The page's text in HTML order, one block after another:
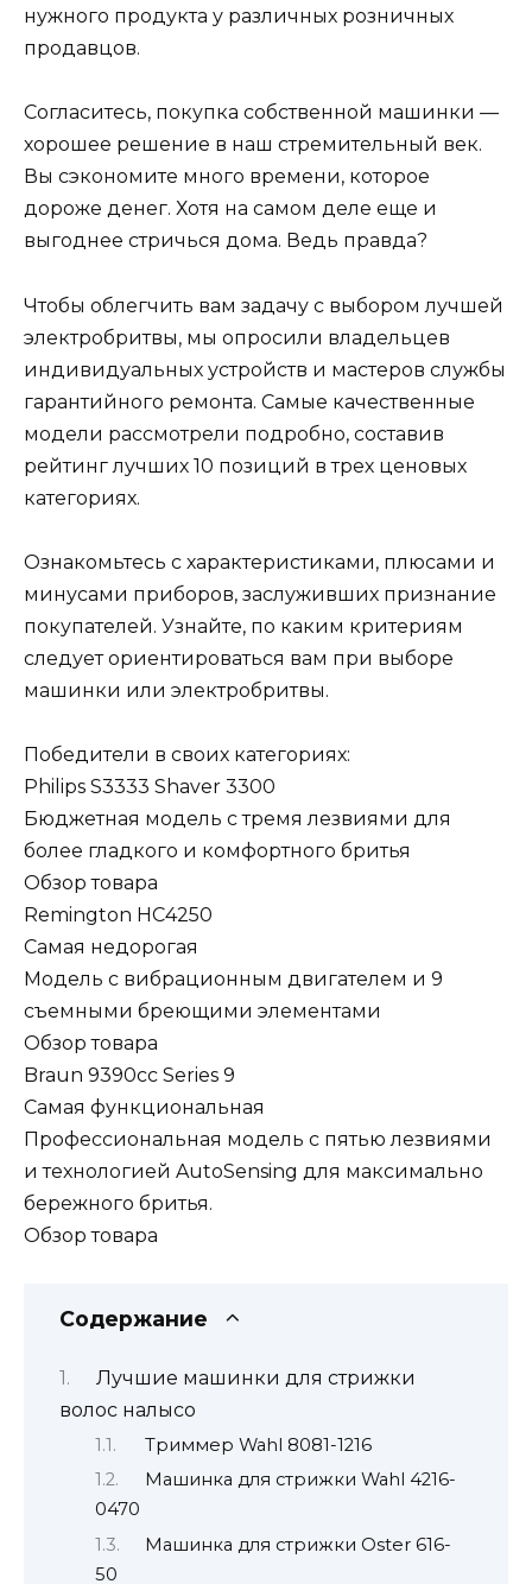
нужного продукта у различных розничных
продавцов.
Согласитесь, покупка собственной машинки —
хорошее решение в наш стремительный век.
Вы сэкономите много времени, которое
дороже денег. Хотя на самом деле еще и
выгоднее стричься дома. Ведь правда?
Чтобы облегчить вам задачу с выбором лучшей
электробритвы, мы опросили владельцев
индивидуальных устройств и мастеров службы
гарантийного ремонта. Самые качественные
модели рассмотрели подробно, составив
рейтинг лучших 10 позиций в трех ценовых
категориях.
Ознакомьтесь с характеристиками, плюсами и
минусами приборов, заслуживших признание
покупателей. Узнайте, по каким критериям
следует ориентироваться вам при выборе
машинки или электробритвы.
Победители в cвоих категориях:
Philips S3333 Shaver 3300
Бюджетная модель с тремя лезвиями для
более гладкого и комфортного бритья
Обзор товара
Remington HC4250
Самая недорогая
Модель с вибрационным двигателем и 9
съемными бреющими элементами
Обзор товара
Braun 9390cc Series 9
Самая функциональная
Профессиональная модель с пятью лезвиями
и технологией AutoSensing для максимально
бережного бритья.
Обзор товара
Содержание
Лучшие машинки для стрижки
волос налысо
Триммер Wahl 8081-1216
Машинка для стрижки Wahl 4216-
0470
Машинка для стрижки Oster 616-
50